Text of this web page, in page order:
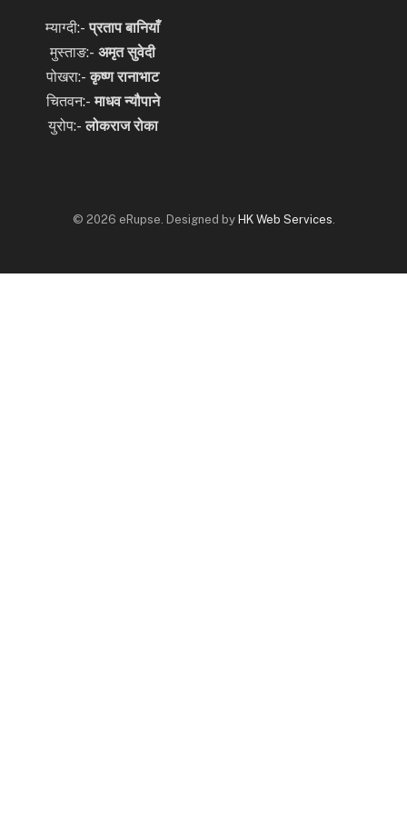
म्याग्दी:-प्रताप बानियाँ
मुस्ताङ:- अमृत सुवेदी
पोखरा:-कृष्ण रानाभाट
चितवन:-माधव न्यौपाने
युरोप:-लोकराज रोका
© 2026 eRupse. Designed by HK Web Services.